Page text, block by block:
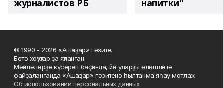
журналистов РБ напитки"
© 1990 - 2026 «Ашҡаҙар» гәзите.
Бөтә хоҡуҡтар ҙа яҡланған.
Мәҡәләләрҙе күсереп баҫҡанда, йә уларҙы өлөшләтә
файҙаланғанда «Ашҡаҙар» гәзитенә һылтанма яһау мотлаҡ.
Об использовании персональных данных